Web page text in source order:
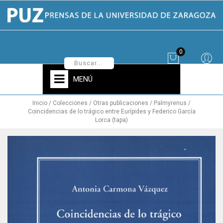
0
MENÚ
Inicio Colecciones Otras publicaciones
Palmyrenus
Coincidencias de lo trágico entre Eurípides y Federico García
Lorca (tapa)